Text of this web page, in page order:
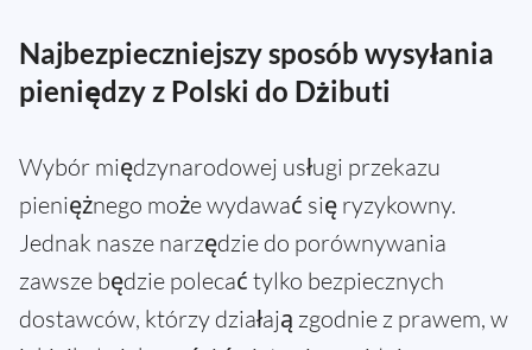
Najbezpieczniejszy sposób wysyłania
pieniędzy z Polski do Dżibuti
Wybór międzynarodowej usługi przekazu
pieniężnego może wydawać się ryzykowny.
Jednak nasze narzędzie do porównywania
zawsze będzie polecać tylko bezpiecznych
dostawców, którzy działają zgodnie z prawem, w